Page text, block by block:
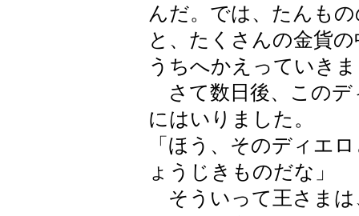
んだ。では、たんも
と、たくさんの金貨
うちへかえっていき
さて数日後、このデ
にはいりました。
「ほう、そのディエ
ょうじきものだな」
そういって王さまは